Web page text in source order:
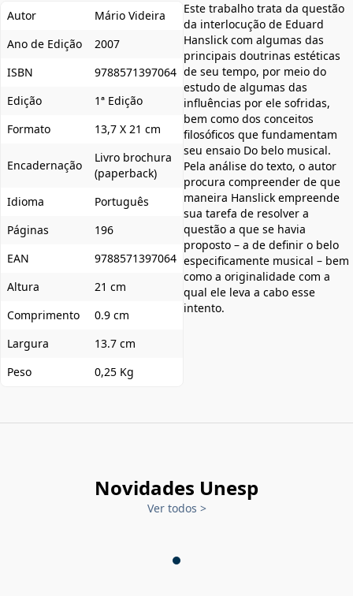
Autor
Mário Videira
Ano de Edição
2007
ISBN
9788571397064
Edição
1ª Edição
Formato
13,7 X 21 cm
Encadernação
Livro brochura
(paperback)
Idioma
Português
Páginas
196
EAN
9788571397064
Altura
21 cm
Comprimento
0.9 cm
Largura
13.7 cm
Peso
0,25 Kg
Este trabalho trata da questão
da interlocução de Eduard
Hanslick com algumas das
principais doutrinas estéticas
de seu tempo, por meio do
estudo de algumas das
influências por ele sofridas,
bem como dos conceitos
filosóficos que fundamentam
seu ensaio Do belo musical.
Pela análise do texto, o autor
procura compreender de que
maneira Hanslick empreende
sua tarefa de resolver a
questão a que se havia
proposto – a de definir o belo
especificamente musical – bem
como a originalidade com a
qual ele leva a cabo esse
intento.
Novidades Unesp
Ver todos >